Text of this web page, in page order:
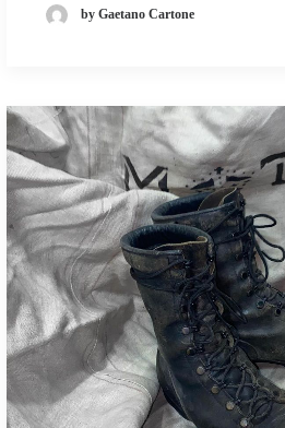
by Gaetano Cartone